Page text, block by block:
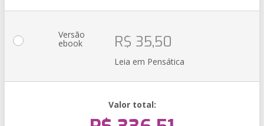
Versão
ebook R$ 35,50
Leia em Pensática
Valor total: